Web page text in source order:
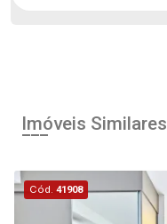
Imóveis Similares
Cód.41908